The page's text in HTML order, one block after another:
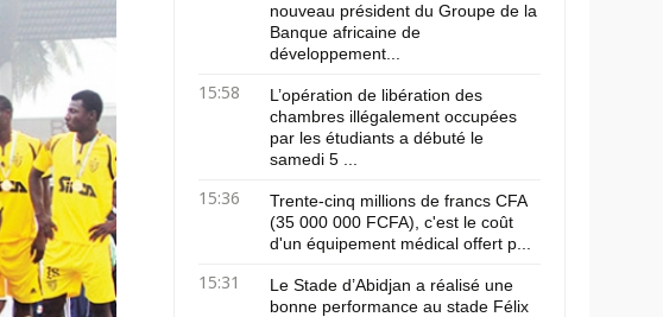
nouveau président du Groupe de la
Banque africaine de
développement...
15:58
L’opération de libération des
chambres illégalement occupées
par les étudiants a débuté le
samedi 5 ...
15:36
Trente-cinq millions de francs CFA
(35 000 000 FCFA), c'est le coût
d'un équipement médical offert p...
15:31
Le Stade d’Abidjan a réalisé une
bonne performance au stade Félix